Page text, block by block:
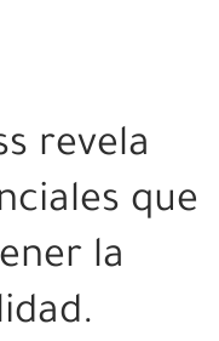
revela
que
la